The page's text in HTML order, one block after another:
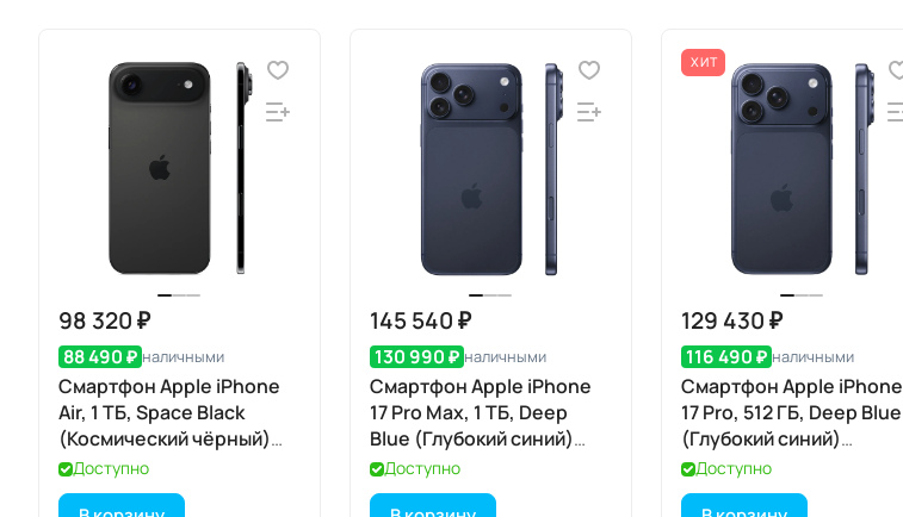
98 320 ₽
88 490 ₽ наличными
Смартфон Apple iPhone
Air, 1 ТБ, Space Black
(Космический чёрный)
Dual eSIM
Доступно
145 540 ₽
130 990 ₽ наличными
Смартфон Apple iPhone
17 Pro Max, 1 ТБ, Deep
Blue (Глубокий синий)
Dual eSIM
Доступно
ХИТ
129 430 ₽
116 490 ₽ наличными
Смартфон Apple iPhone
17 Pro, 512 ГБ, Deep Blue
(Глубокий синий)
SIM+eSIM
Доступно